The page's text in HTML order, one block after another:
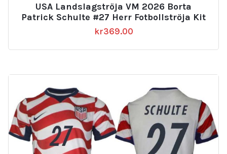
USA Landslagströja VM 2026 Borta
Patrick Schulte #27 Herr Fotbollströja Kit
kr369.00